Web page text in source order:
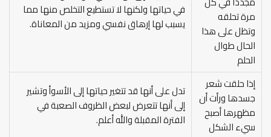
مرة تحلقه
وتظل على هذا
الحال طوال
الحلم
في حياتها ولكنها لا تستطيع التخلص منها مما
يسبب لها إرهاق نفسي ومزيد من المعاناة.
إذا حلقت شعر
جسدها ورأت أن
مظهرها أصبح
سيء الشكل
تدل على أنها قد تتغير حياتها إلى الأسوأ وتشير
إلى أنها تتعرض لبعض الظروف الصعبة في
الفترة المقبلة والله أعلم.